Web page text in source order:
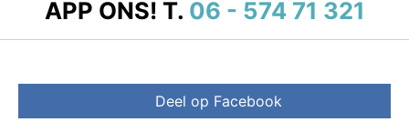
APP ONS! T. 06 - 574 71 321
Deel op Facebook